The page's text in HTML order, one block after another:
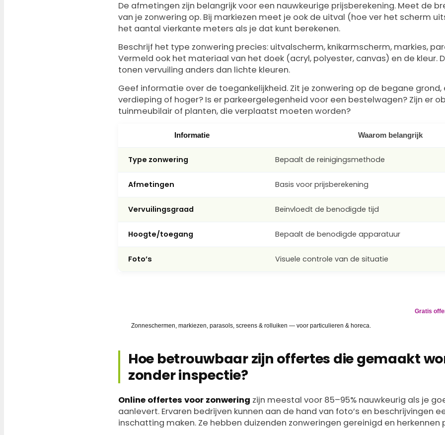
De afmetingen zijn belangrijk voor een nauwkeurige prijsberekening. Meet de
van je zonwering op. Bij markiezen meet je ook de uitval (hoe ver het scherm
het aantal vierkante meters als je dat kunt berekenen.
Beschrijf het type zonwering precies: uitvalscherm, knikarmscherm, markies,
Vermeld ook het materiaal van het doek (acryl, polyester, canvas) en de kleur.
tonen vervuiling anders dan lichte kleuren.
Geef informatie over de toegankelijkheid. Zit je zonwering op de begane grond,
verdieping of hoger? Is er parkeergelegenheid voor een bestelwagen? Zijn er
tuinmeubilair of planten, die verplaatst moeten worden?
Informatie Waarom belangrijk
Type zonwering Bepaalt de reinigingsmethode
Afmetingen Basis voor prijsberekening
Vervuilingsgraad Beïnvloedt de benodigde tijd
Hoogte/toegang Bepaalt de benodigde apparatuur
Foto’s Visuele controle van de situatie
Zonneschermen, markiezen, parasols, screens & rolluiken — voor particulieren & horeca.
Gratis
Hoe betrouwbaar zijn offertes die gemaakt
zonder inspectie?
Online offertes voor zonwering zijn meestal voor 85–95% nauwkeurig als je
aanlevert. Ervaren bedrijven kunnen aan de hand van foto’s en beschrijvingen
inschatting maken. Ze hebben duizenden zonweringen gereinigd en herkennen